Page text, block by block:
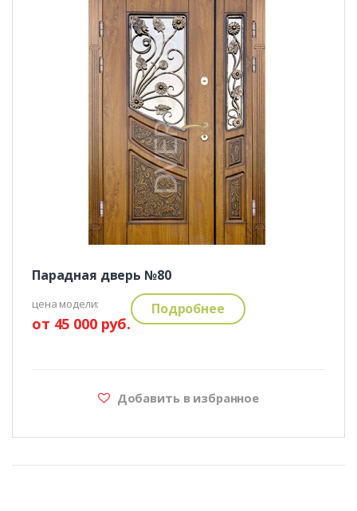
Парадная дверь №80
цена модели:
от 45 000 руб.
Подробнее
Добавить в избранное